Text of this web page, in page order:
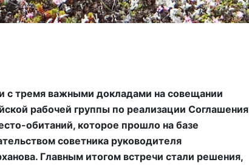
с тремя важными докладами на совещании
рабочей группы по реализации Соглашения
обитаний, которое прошло на базе
советника руководителя
Главным итогом встречи стали решения,